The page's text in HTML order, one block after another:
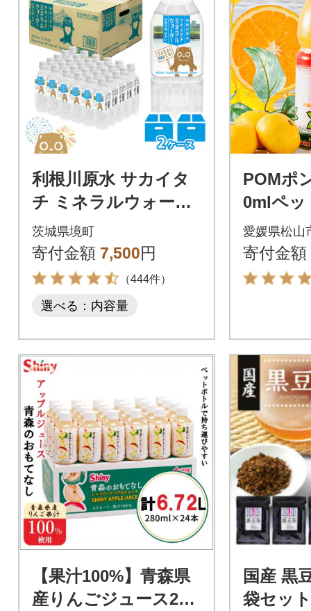
利根川原水 サカイタ
チ ミネラルウォータ
ー 500ml 24本×2ケー
ス 水
茨城県境町
寄付金額 7,500円
（444件）
選べる：内容量
POMポ
0mlペッ
愛媛県松山
寄付金額
【果汁100%】青森県
産りんごジュース24
国産 黒
袋セット